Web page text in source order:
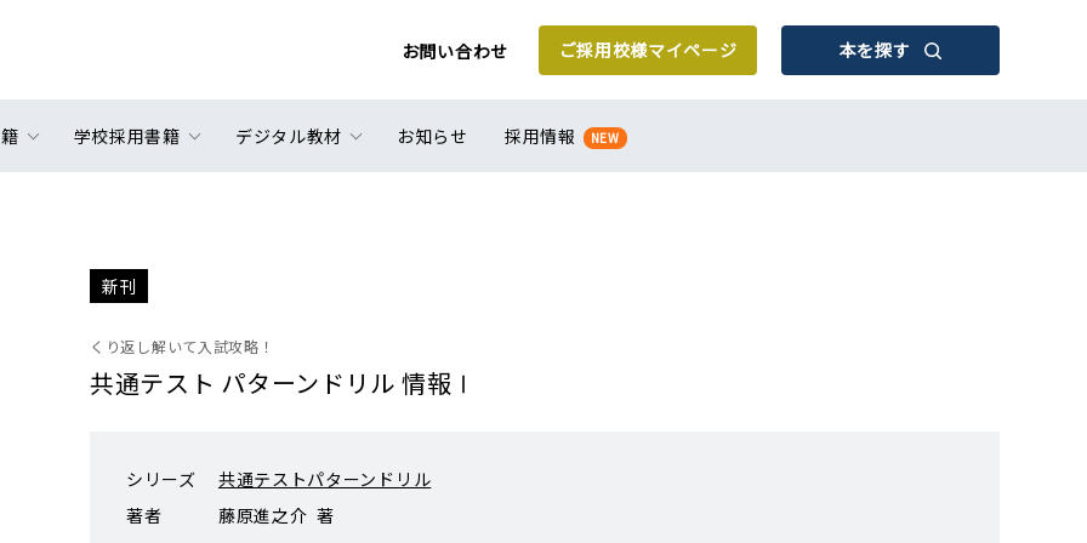
お問い合わせ ご採用校様マイページ 本を探す
学校採用書籍 デジタル教材 お知らせ 採用情報 NEW
新刊
くり返し解いて入試攻略！
共通テスト パターンドリル 情報Ⅰ
シリーズ
共通テストパターンドリル
著者
藤原進之介 著